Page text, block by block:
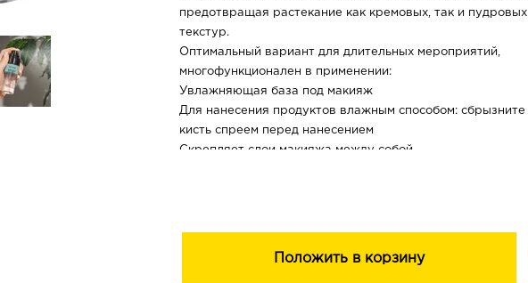
предотвращая растекание как кремовых, так и пудровых
текстур.
Оптимальный вариант для длительных мероприятий,
многофункционален в применении:
Увлажняющая база под макияж
Для нанесения продуктов влажным способом: сбрызните
кисть спреем перед нанесением
Скрепляет слои макияжа между собой
негативных факторов окружающей среды.
Положить в корзину